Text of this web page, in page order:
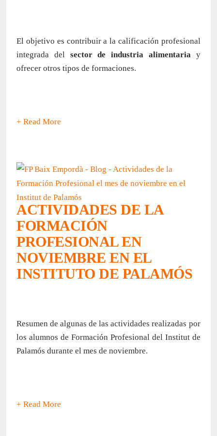
El objetivo es contribuir a la calificación profesional
integrada del sector de industria alimentariay
ofrecer otros tipos de formaciones.
+ Read More
ACTIVIDADES DE LA
FORMACIÓN
PROFESIONAL EN
NOVIEMBRE EN EL
INSTITUTO DE PALAMÓS
Resumen de algunas de las actividades realizadas por
los alumnos de Formación Profesional del Institut de
Palamós durante el mes de noviembre.
+ Read More